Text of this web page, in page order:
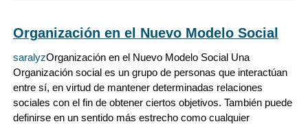
Organización en el Nuevo Modelo Social
saralyzOrganización en el Nuevo Modelo Social Una
Organización social es un grupo de personas que interactúan
entre sí, en virtud de mantener determinadas relaciones
sociales con el fin de obtener ciertos objetivos. También puede
definirse en un sentido más estrecho como cualquier